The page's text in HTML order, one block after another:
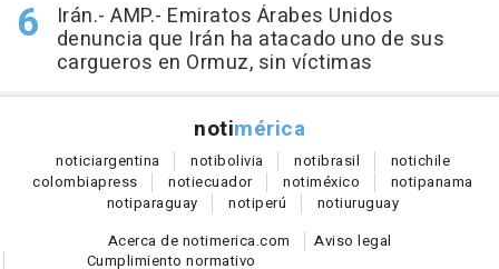
Irán.- AMP.- Emiratos Árabes Unidos
denuncia que Irán ha atacado uno de sus
cargueros en Ormuz, sin víctimas
notimérica
noticiargentina notibolivia notibrasil notichile
colombiapress notiecuador notiméxico notipanama
notiparaguay notiperú notiuruguay
Acerca de notimerica.com
Aviso legal
Cumplimiento normativo